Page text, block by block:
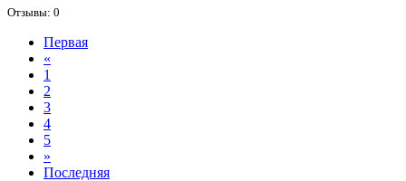
Отзывы: 0
Первая
«
1
2
3
4
5
»
Последняя